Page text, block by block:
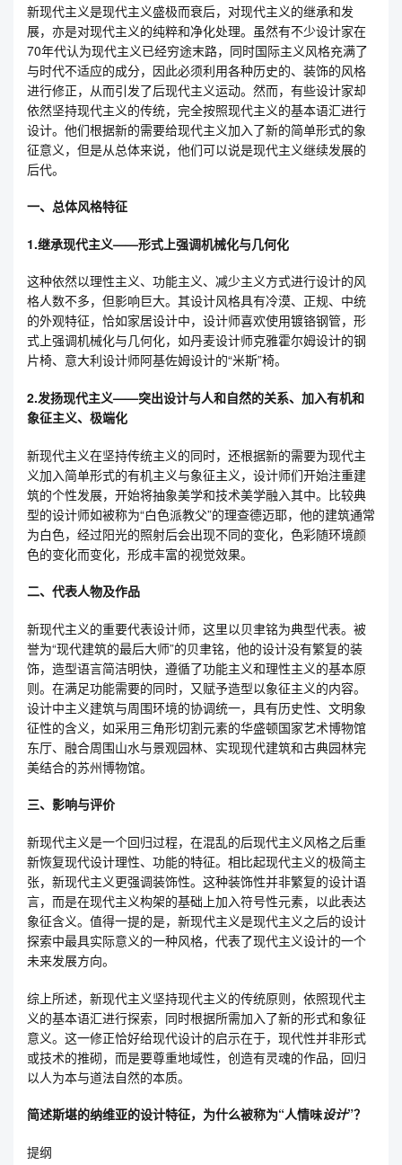
新现代主义是现代主义盛极而衰后，对现代主义的继承和发
展，亦是对现代主义的纯粹和净化处理。虽然有不少设计家在
70年代认为现代主义已经穷途末路，同时国际主义风格充满了
与时代不适应的成分，因此必须利用各种历史的、装饰的风格
进行修正，从而引发了后现代主义运动。然而，有些设计家却
依然坚持现代主义的传统，完全按照现代主义的基本语汇进行
设计。他们根据新的需要给现代主义加入了新的简单形式的象
征意义，但是从总体来说，他们可以说是现代主义继续发展的
后代。
一、总体风格特征
1.继承现代主义——形式上强调机械化与几何化
这种依然以理性主义、功能主义、减少主义方式进行设计的风
格人数不多，但影响巨大。其设计风格具有冷漠、正规、中统
的外观特征，恰如家居设计中，设计师喜欢使用镀铬钢管，形
式上强调机械化与几何化，如丹麦设计师克雅霍尔姆设计的钢
片椅、意大利设计师阿基佐姆设计的“米斯”椅。
2.发扬现代主义——突出设计与人和自然的关系、加入有机和
象征主义、极端化
新现代主义在坚持传统主义的同时，还根据新的需要为现代主
义加入简单形式的有机主义与象征主义，设计师们开始注重建
筑的个性发展，开始将抽象美学和技术美学融入其中。比较典
型的设计师如被称为“白色派教父”的理查德迈耶，他的建筑通常
为白色，经过阳光的照射后会出现不同的变化，色彩随环境颜
色的变化而变化，形成丰富的视觉效果。
二、代表人物及作品
新现代主义的重要代表设计师，这里以贝聿铭为典型代表。被
誉为“现代建筑的最后大师”的贝聿铭，他的设计没有繁复的装
饰，造型语言简洁明快，遵循了功能主义和理性主义的基本原
则。在满足功能需要的同时，又赋予造型以象征主义的内容。
设计中主义建筑与周围环境的协调统一，具有历史性、文明象
征性的含义，如采用三角形切割元素的华盛顿国家艺术博物馆
东厅、融合周围山水与景观园林、实现现代建筑和古典园林完
美结合的苏州博物馆。
三、影响与评价
新现代主义是一个回归过程，在混乱的后现代主义风格之后重
新恢复现代设计理性、功能的特征。相比起现代主义的极简主
张，新现代主义更强调装饰性。这种装饰性并非繁复的设计语
言，而是在现代主义构架的基础上加入符号性元素，以此表达
象征含义。值得一提的是，新现代主义是现代主义之后的设计
探索中最具实际意义的一种风格，代表了现代主义设计的一个
未来发展方向。
综上所述，新现代主义坚持现代主义的传统原则，依照现代主
义的基本语汇进行探索，同时根据所需加入了新的形式和象征
意义。这一修正恰好给现代设计的启示在于，现代性并非形式
或技术的推砌，而是要尊重地域性，创造有灵魂的作品，回归
以人为本与道法自然的本质。
简述斯堪的纳维亚的设计特征，为什么被称为“人情味设计”？
提纲